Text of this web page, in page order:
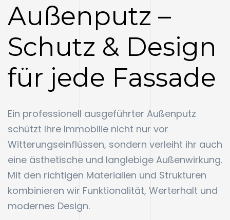
Außenputz –
Schutz & Design
für jede Fassade
Ein professionell ausgeführter Außenputz
schützt Ihre Immobilie nicht nur vor
Witterungseinflüssen, sondern verleiht ihr auch
eine ästhetische und langlebige Außenwirkung.
Mit den richtigen Materialien und Strukturen
kombinieren wir Funktionalität, Werterhalt und
modernes Design.